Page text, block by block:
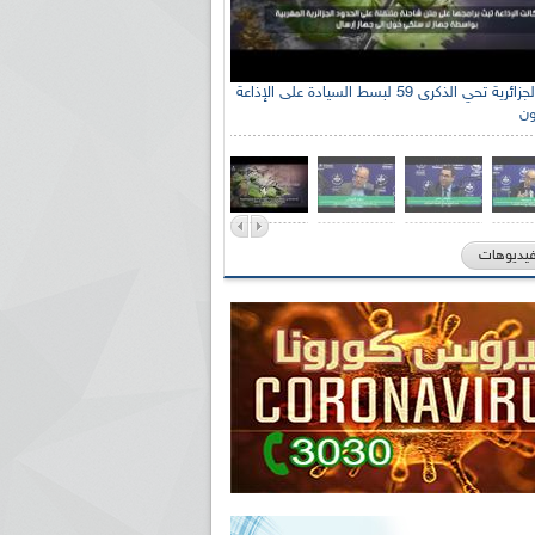
الإذاعة الجزائرية تحي الذكرى 59 لبسط السيادة على الإذاعة